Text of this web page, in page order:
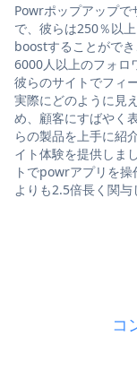
Powrポップアップ
で、彼らは250％以
boostすることがで
6000人以上のフォロ
彼らのサイトでフィ
実際にどのように見
め、顧客にすばやく
らの製品を上手に紹
イト体験を提供しま
トでpowrアプリを
よりも2.5倍長く関与
コ